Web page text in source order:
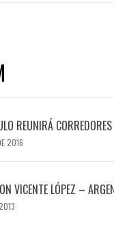
REUNIRÁ
2016
VICENTE LÓPEZ –